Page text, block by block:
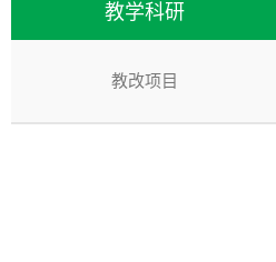
教学科研
教改项目